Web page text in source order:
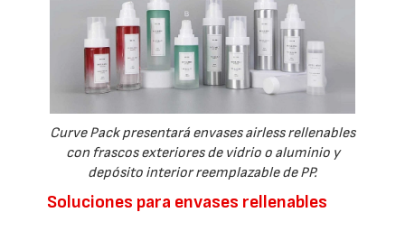
Curve Pack presentará envases airless rellenables
con frascos exteriores de vidrio o aluminio y
depósito interior reemplazable de PP.
Soluciones para envases rellenables